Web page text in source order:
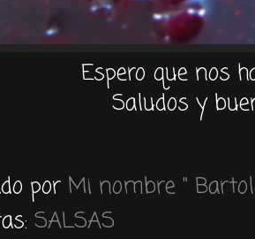
Espero que nos
Saludos y
por Mi nombre "
SALSAS